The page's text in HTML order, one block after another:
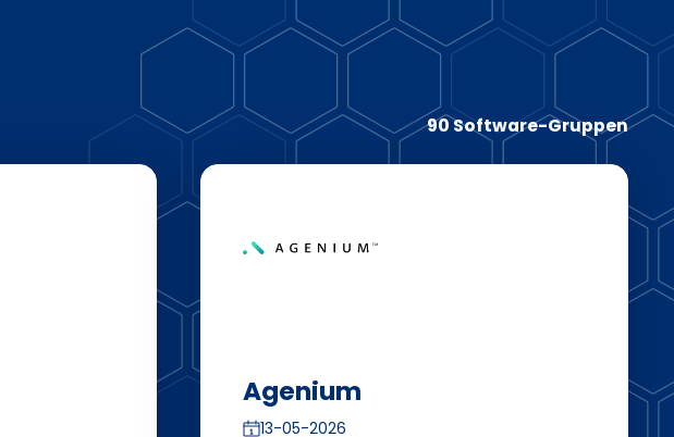
90 Software-Gruppen
Agenium
13-05-2026